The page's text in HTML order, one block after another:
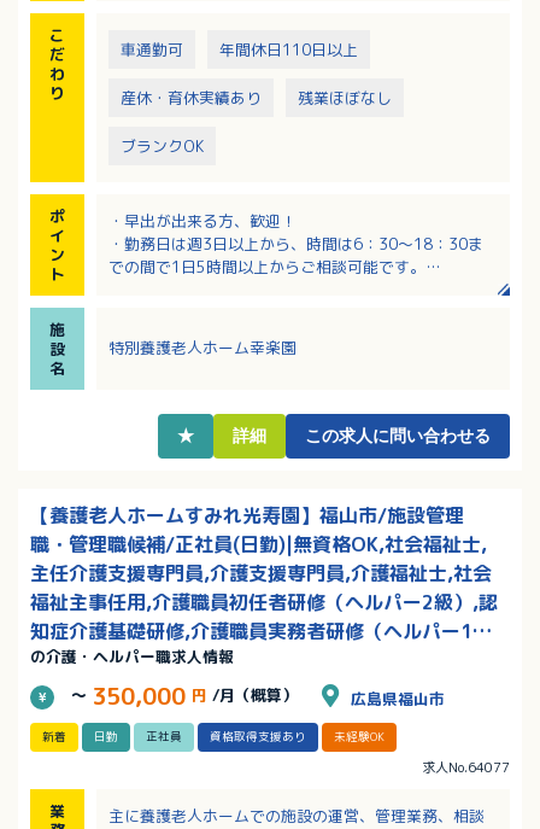
こ
だ
わ
り
車通勤可 年間休日110日以上
産休・育休実績あり 残業ほぼなし
ブランクOK
ポ
イ
ン
ト
・早出が出来る方、歓迎！
・勤務日は週3日以上から、時間は6：30～18：30ま
での間で1日5時間以上からご相談可能です。
・介護施設等での経験のある方優遇！
・笑顔で親切丁寧な対応を心掛けることのできる方の
施
設
名
特別養護老人ホーム幸楽園
★ 詳細 この求人に問い合わせる
【養護老人ホームすみれ光寿園】福山市/施設管理
職・管理職候補/正社員(日勤)|無資格OK,社会福祉士,
主任介護支援専門員,介護支援専門員,介護福祉士,社会
福祉主事任用,介護職員初任者研修（ヘルパー2級）,認
知症介護基礎研修,介護職員実務者研修（ヘルパー1
級）/賞与あり
の介護・ヘルパー職求人情報
～ 350,000 円 /月（概算） 広島県福山市
新着 日勤 正社員 資格取得支援あり 未経験OK
求人No.64077
業
主に養護老人ホームでの施設の運営、管理業務、相談